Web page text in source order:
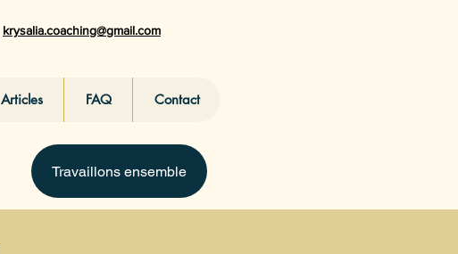
krysalia.coaching@gmail.com
Articles FAQ Contact
Travaillons ensemble